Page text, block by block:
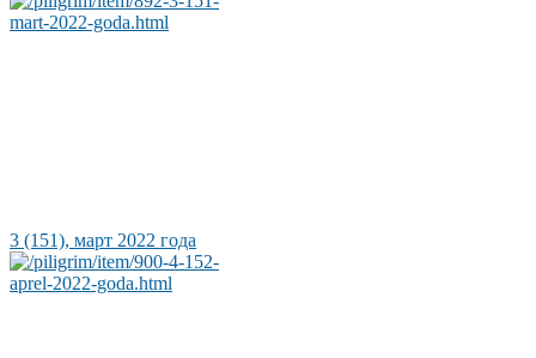
3 (151), март 2022 года